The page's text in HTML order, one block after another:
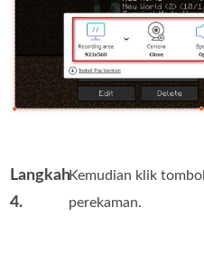
Langkah
4.
Kemudian klik tombol
perekaman.